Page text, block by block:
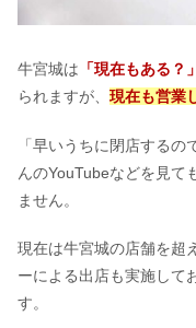
牛宮城は 「現在もある？
られますが、 現在も営業
「早いうちに閉店する
んのYouTubeなどを見て
ません。
現在は牛宮城の店舗を超
ーによる出店も実施して
す。